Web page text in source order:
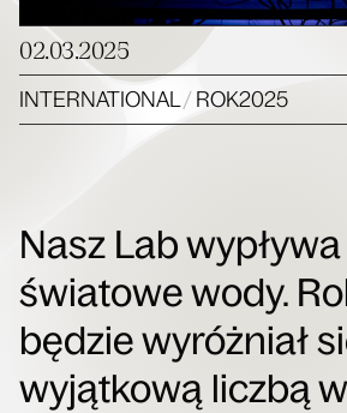
02.03.2025
INTERNATIONAL/ ROK2025
Nasz Lab
światowe wody.
będzie wyróżniał
wyjątkową liczbą